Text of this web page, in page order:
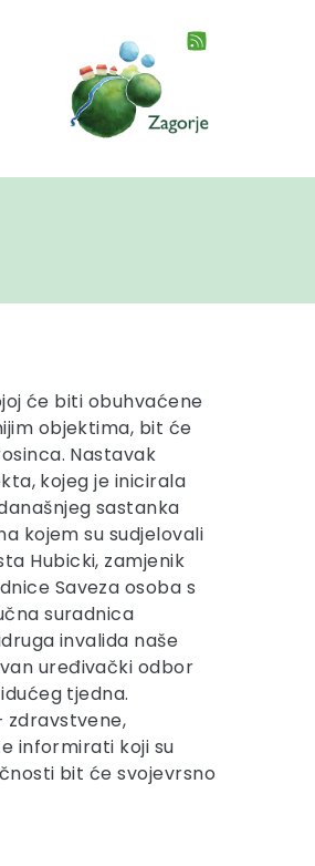
će biti obuhvaćene
objektima, bit će
Nastavak
kojeg je inicirala
sastanka
kojem su sudjelovali
Hubicki, zamjenik
Saveza osoba s
suradnica
invalida naše
uređivački odbor
tjedna.
zdravstvene,
informirati koji su
bit će svojevrsno